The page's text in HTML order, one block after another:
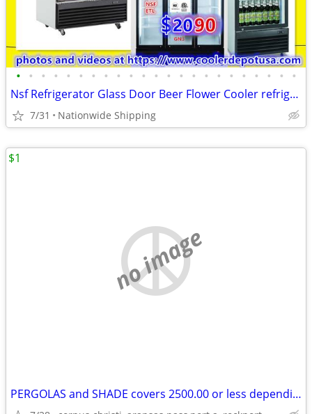
• • • • • • • • • • • • • • • • • • • • • • •
Nsf Refrigerator Glass Door Beer Flower Cooler refrigerators RESTAURA
7/31 Nationwide Shipping
no image
PERGOLAS and SHADE covers 2500.00 or less depending on size
$1